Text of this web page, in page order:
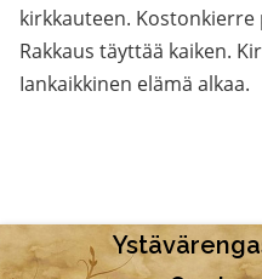
kirkkauteen. Kostonkierre
Rakkaus täyttää kaiken.
Iankaikkinen elämä alkaa.